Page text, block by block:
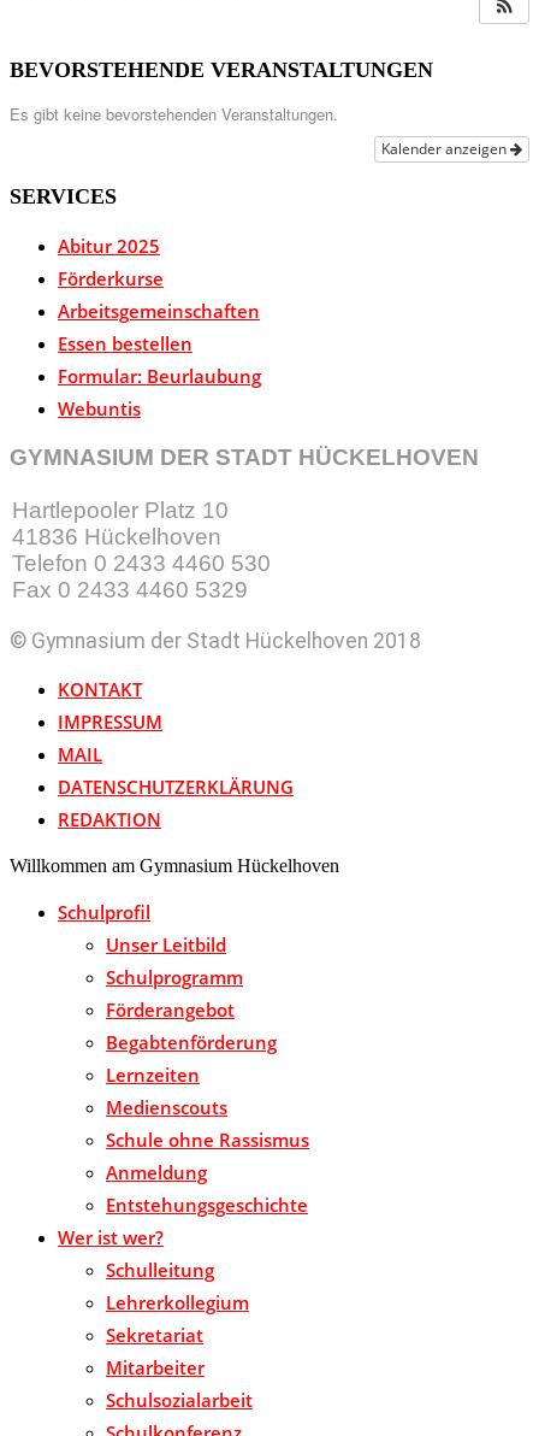
BEVORSTEHENDE VERANSTALTUNGEN
Es gibt keine bevorstehenden Veranstaltungen.
Kalender anzeigen
SERVICES
Abitur 2025
Förderkurse
Arbeitsgemeinschaften
Essen bestellen
Formular: Beurlaubung
Webuntis
GYMNASIUM DER STADT HÜCKELHOVEN
Hartlepooler Platz 10
41836 Hückelhoven
Telefon 0 2433 4460 530
Fax 0 2433 4460 5329
© Gymnasium der Stadt Hückelhoven 2018
KONTAKT
IMPRESSUM
MAIL
DATENSCHUTZERKLÄRUNG
REDAKTION
Willkommen am Gymnasium Hückelhoven
Schulprofil
Unser Leitbild
Schulprogramm
Förderangebot
Begabtenförderung
Lernzeiten
Medienscouts
Schule ohne Rassismus
Anmeldung
Entstehungsgeschichte
Wer ist wer?
Schulleitung
Lehrerkollegium
Sekretariat
Mitarbeiter
Schulsozialarbeit